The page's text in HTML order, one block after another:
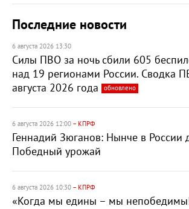
Последние новости
6 августа 2026 13:30
Силы ПВО за ночь сбили 605
над 19 регионами России. Сводка
августа 2026 года
обновлено
6 августа 2026 12:00 – КПРФ
Геннадий Зюганов: Нынче в России
Победный урожай
6 августа 2026 10:30 – КПРФ
«Когда мы едины – мы